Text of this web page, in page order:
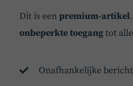
Dit is eenpremium-artikel
onbeperkte toegangtot
Onafhankelijke